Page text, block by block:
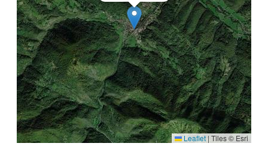
Leaflet | Tiles © Esri